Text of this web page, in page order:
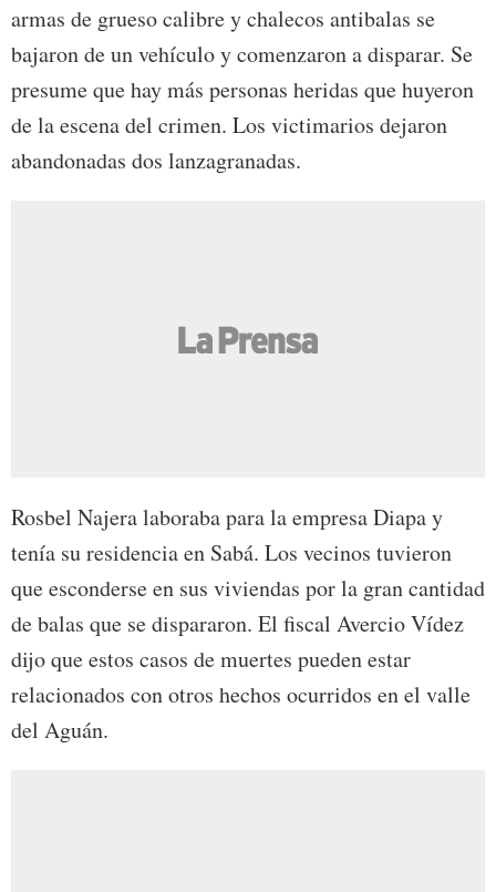
armas de grueso calibre y chalecos antibalas se
bajaron de un vehículo y comenzaron a disparar. Se
presume que hay más personas heridas que huyeron
de la escena del crimen. Los victimarios dejaron
abandonadas dos lanzagranadas.
Rosbel Najera laboraba para la empresa Diapa y
tenía su residencia en Sabá. Los vecinos tuvieron
que esconderse en sus viviendas por la gran cantidad
de balas que se dispararon. El fiscal Avercio Vídez
dijo que estos casos de muertes pueden estar
relacionados con otros hechos ocurridos en el valle
del Aguán.